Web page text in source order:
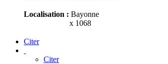
Localisation : Bayonne
x 1068
Citer
Citer